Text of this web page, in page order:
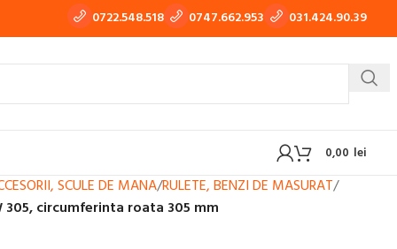
0722.548.518 0747.662.953 031.424.90.39
WIG
0,00 lei
SCULE DE MANA/RULETE, BENZI DE MASURAT/
circumferinta roata 305 mm